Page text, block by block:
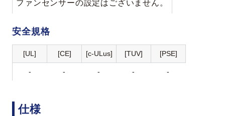
ファンセンサーの設定はございません。
安全規格
[UL] [CE] [c-ULus] [TUV] [PSE]
- - - - -
仕様